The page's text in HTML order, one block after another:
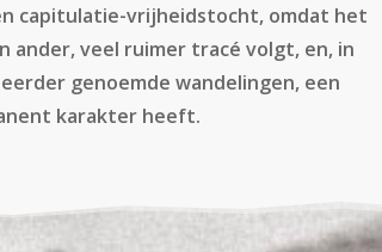
capitulatie-vrijheidstocht, omdat het
ander, veel ruimer tracé volgt, en, in
genoemde wandelingen, een
karakter heeft.